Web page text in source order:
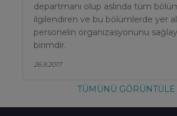
departmanı olup aslında tüm
ilgilendiren ve bu bölümlerde yer
personelin organizasyonunu
birimdir.
26.9.2017
TÜMÜNÜ GÖRÜNTÜLE